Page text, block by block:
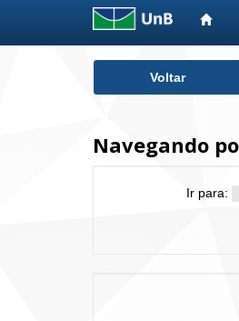
Voltar
Navegando
Ir para: